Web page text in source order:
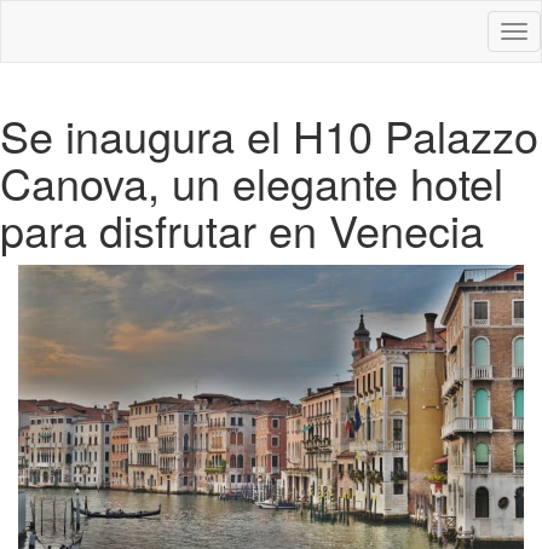
Se inaugura el H10 Palazzo
Canova, un elegante hotel
para disfrutar en Venecia